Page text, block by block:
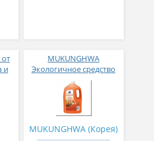
и
MUKUNGHWA
Экологичное средство
для мытья посуды,
детских бутылочек,
овощей и фруктов с
ароматом грейпфрута и
MUKUNGHWA (Корея)